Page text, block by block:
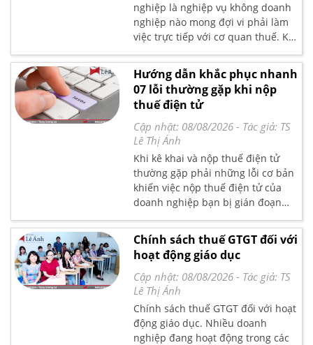
nghiệp là nghiệp vụ không doanh
nghiệp nào mong đợi vi phải làm
việc trực tiếp với cơ quan thuế. Khi
có quyết định quyết toán thuế
doanh nghiệp phải chuẩn bị
những gì. Kế toán Lê Ánh xin gửi
đến bạn đọc bài viết chi tiết các
bước chuẩn bị khi quyết toán thuế.
Hướng dẫn khắc phục nhanh
07 lỗi thường gặp khi nộp
thuế điện tử
Cập nhật: 08/08/2026 - Tác giả: TS
Lê Thị Ánh
Khi kê khai và nộp thuế điện tử
thường gặp phải những lỗi cơ bản
khiến việc nộp thuế điện tử của
doanh nghiệp bạn bị gián đoạn
cách khắc phục lỗi khi kê khai thuế
điện tử này như thế nào. Bạn đọc
tham khảo chi tiết bài viết nghiệp
vụ hướng dẫn kê khai thuế do kế
toán trưởng tại trung tâm Lê Ánh
trình bày chi tiết tại đây nhé.
Chính sách thuế GTGT đối với
hoạt động giáo dục
Cập nhật: 08/08/2026 - Tác giả: TS
Lê Thị Ánh
Chính sách thuế GTGT đối với hoạt
động giáo dục. Nhiều doanh
nghiệp đang hoạt động trong các